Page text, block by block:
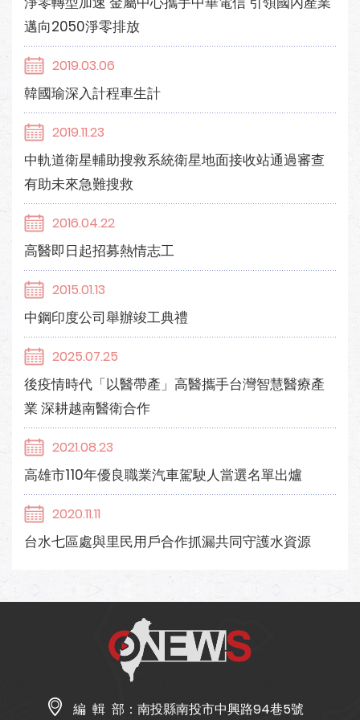
邁向2050淨零排放
2019.03.06
韓國瑜深入計程車生計
2019.11.23
中軌道衛星輔助搜救系統衛星地面接收站通過審查
有助未來急難搜救
2016.04.22
高醫即日起招募熱情志工
2015.01.13
中鋼印度公司舉辦竣工典禮
2025.07.25
後疫情時代「以醫帶產」高醫攜手台灣智慧醫療產
業 深耕越南醫衛合作
2021.08.23
高雄市110年優良職業汽車駕駛人當選名單出爐
2020.11.11
台水七區處與里民用戶合作抓漏共同守護水資源
編 輯 部： 南投縣南投市中興路94巷5號